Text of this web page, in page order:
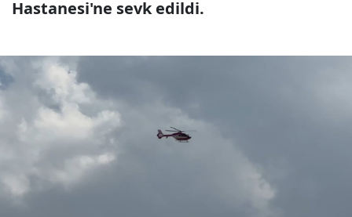
Hastanesi'ne sevk edildi.